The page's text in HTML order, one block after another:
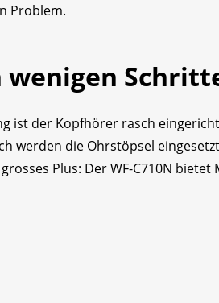
Problem.
ist der Kopfhörer rasch
werden die Ohrstöpsel
Plus: Der WF-C710N